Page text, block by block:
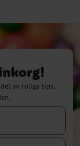
av roliga tips,